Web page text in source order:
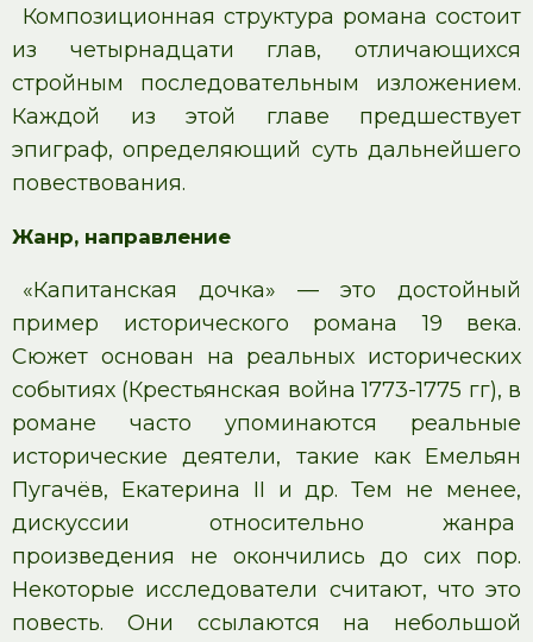
Композиционная структура романа состоит
из четырнадцати глав, отличающихся
стройным последовательным изложением.
Каждой из этой главе предшествует
эпиграф, определяющий суть дальнейшего
повествования.
Жанр, направление
«Капитанская дочка» — это достойный
пример исторического романа 19 века.
Сюжет основан на реальных исторических
событиях (Крестьянская война 1773-1775 гг), в
романе часто упоминаются реальные
исторические деятели, такие как Емельян
Пугачёв, Екатерина II и др. Тем не менее,
дискуссии относительно жанра
произведения не окончились до сих пор.
Некоторые исследователи считают, что это
повесть. Они ссылаются на небольшой